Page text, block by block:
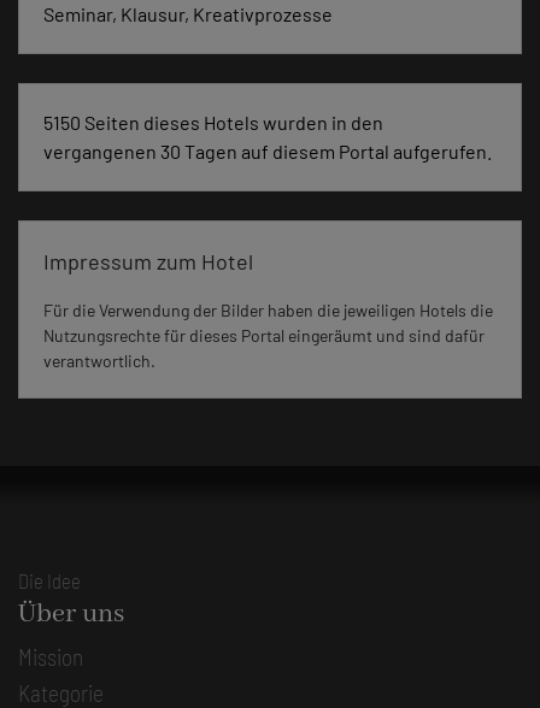
Seminar, Klausur, Kreativprozesse
5150 Seiten dieses Hotels wurden in den
vergangenen 30 Tagen auf diesem Portal aufgerufen.
Impressum zum Hotel
Für die Verwendung der Bilder haben die jeweiligen Hotels die
Nutzungsrechte für dieses Portal eingeräumt und sind dafür
verantwortlich.
Die Idee
Über uns
Mission
Kategorie